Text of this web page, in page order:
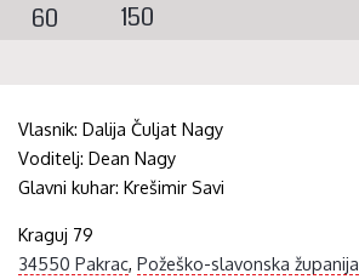
60
150
Vlasnik:Dalija Čuljat Nagy
Voditelj:Dean Nagy
Glavni kuhar:Krešimir Savi
Kraguj 79
34550 Pakrac,Požeško-slavonska županija